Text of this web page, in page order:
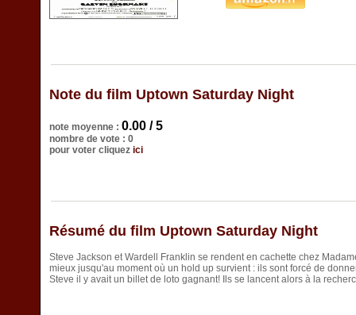
Note du film Uptown Saturday Night
note moyenne : 0.00 / 5
nombre de vote : 0
pour voter cliquez ici
Résumé du film Uptown Saturday Night
Steve Jackson et Wardell Franklin se rendent en cachette chez
mieux jusqu'au moment où un hold up survient : ils sont forcé de
Steve il y avait un billet de loto gagnant! Ils se lancent alors à la